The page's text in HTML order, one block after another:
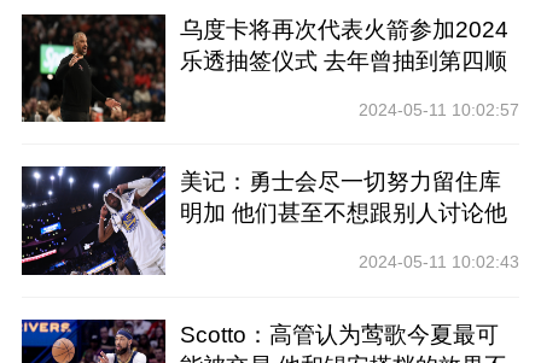
乌度卡将再次代表火箭参加2024
乐透抽签仪式 去年曾抽到第四顺
2024-05-11 10:02:57
美记：勇士会尽一切努力留住库
明加 他们甚至不想跟别人讨论他
2024-05-11 10:02:43
Scotto：高管认为莺歌今夏最可